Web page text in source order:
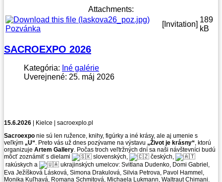
Attachments:
Pozvánka
[Invitation]
189
kB
SACROEXPO 2026
Kategória: Iné galérie
Uverejnené: 25. máj 2026
15.6.2026 | Kielce | sacroexplo.pl
Sacroexpo nie sú len ružence, knihy, figúrky a iné krásy, ale aj umenie s
veľkým „U“. Preto vás už dnes pozývame na výstavu „Život je krásny“, ktorú
organizuje Artem Gallery. Počas troch veľtržných dní sa naši návštevníci budú
môcť zoznámiť s dielami
slovenských,
českých,
rakúskych a
ukrajinských umelcov: Svitlana Dudenko, Domi Gabriel,
Eva Ježíšková Lásková, Simona Drakulová, Silvia Petrova, Pavol Hammel,
Monika Kuľhavá, Romana Schmitová, Michaela Lukmann, Waltraut Chimani.